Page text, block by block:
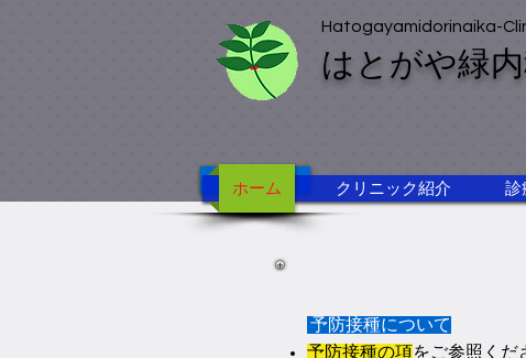
Hatogayamidorinaika-
はとがや緑
ホーム
ホーム クリニック紹介 診
予防接種について
予防接種の項 をご参照くだ